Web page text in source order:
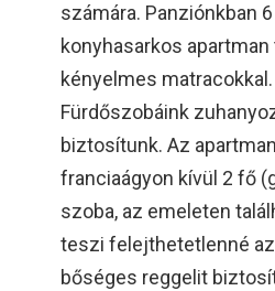
számára. Panziónkban
konyhasarkos
kényelmes
Fürdőszobáink
biztosítunk. Az
franciaágyon kívül 2 fő
szoba, az emeleten
teszi felejthetetlenné
bőséges reggelit